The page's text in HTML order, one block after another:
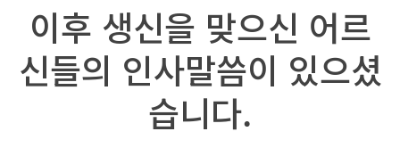
이후 생신을 맞으신 어르
신들의 인사말씀이 있으셨
습니다.